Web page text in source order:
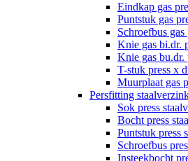
Eindkap gas
Puntstuk gas
Schroefbus
Knie gas bi.dr.
Knie gas bu.dr.
T-stuk press x
Muurplaat gas
Persfitting
Sok press
Bocht press
Puntstuk press
Schroefbus
Insteekbocht